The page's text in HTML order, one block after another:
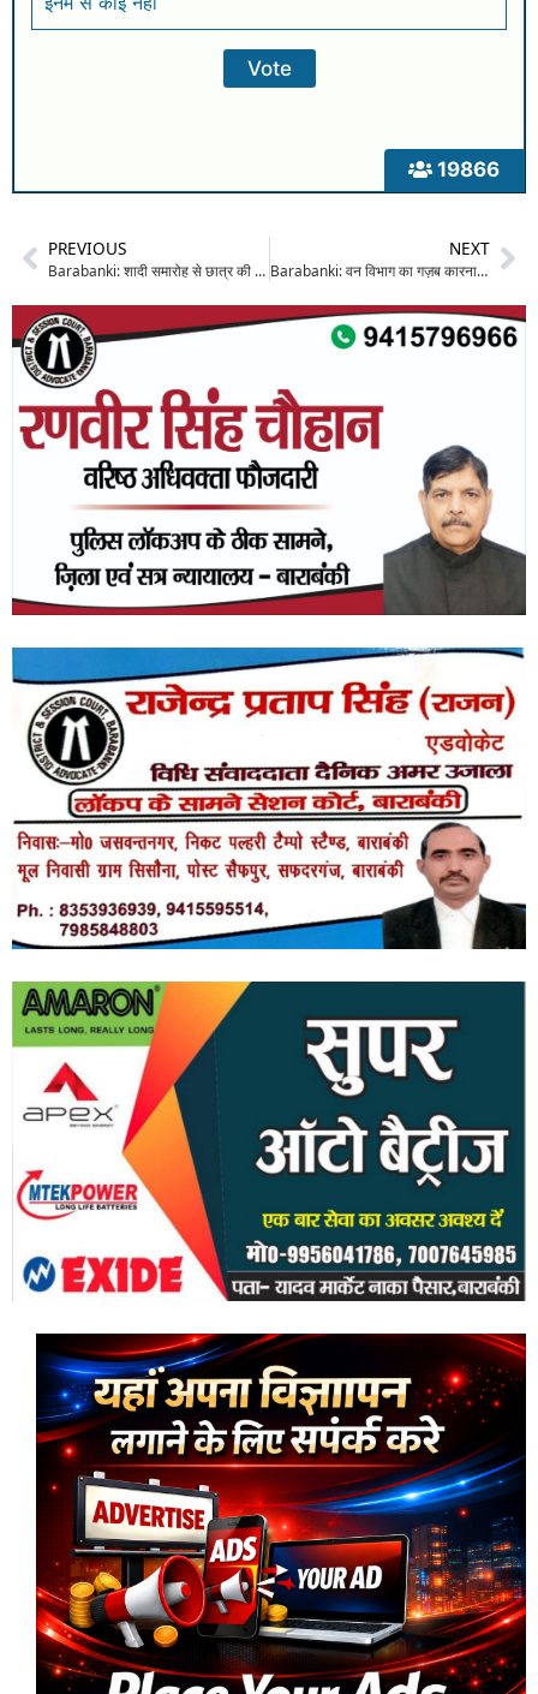
19866
PREVIOUS
Barabanki: शादी समारोह से छात्र की बाइक चोरी, CCTV में क़ैद हुए चोर; फिर भी सुराग नहीं लगा सकी पुलिस
NEXT
Barabanki: वन विभाग का गज़ब कारनामा, जारी कर दिया हरे-भरे फलदार पेड़ों की कटान का परमिट, किसान नेताओ ने की जांच और कार्रवाई की मांग